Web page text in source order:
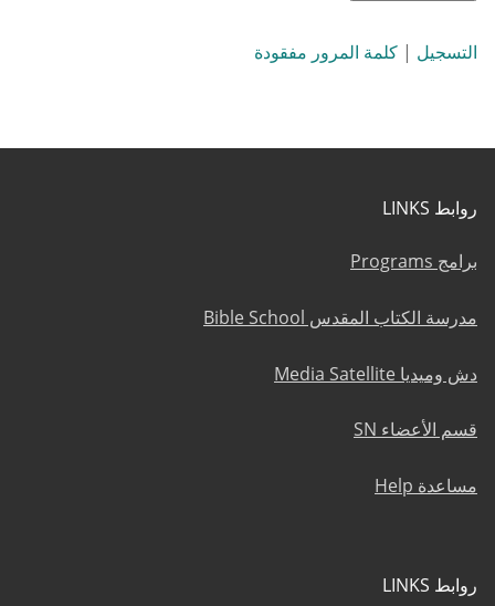
التسجيل | كلمة المرور مفقودة
روابط LINKS
برامج Programs
مدرسة الكتاب المقدس Bible School
دش وميديا Media Satellite
قسم الأعضاء SN
مساعدة Help
روابط LINKS